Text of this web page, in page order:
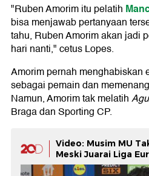
"Ruben Amorim itu pelatih
bisa menjawab pertanyaan
tahu, Ruben Amorim akan jadi
hari nanti," cetus Lopes.
Amorim pernah menghabiskan
sebagai pemain dan
Namun, Amorim tak melatih
Braga dan Sporting CP.
Video: Musim MU
Meski Juarai Liga